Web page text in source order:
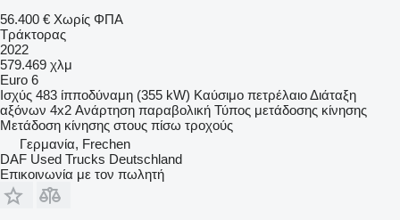
56.400 € Χωρίς ΦΠΑ
Τράκτορας
2022
579.469 χλμ
Euro 6
Ισχύς 483 ίπποδύναμη (355 kW) Καύσιμο πετρέλαιοΔιάταξη
αξόνων 4x2 Ανάρτηση παραβολική Τύπος μετάδοσης κίνησης
Μετάδοση κίνησης στους πίσω τροχούς
Γερμανία, Frechen
DAF Used Trucks Deutschland
Επικοινωνία με τον πωλητή